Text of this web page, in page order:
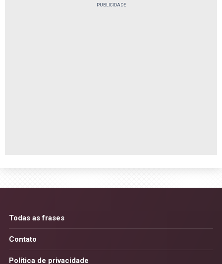
PUBLICIDADE
Todas as frases
Contato
Política de privacidade